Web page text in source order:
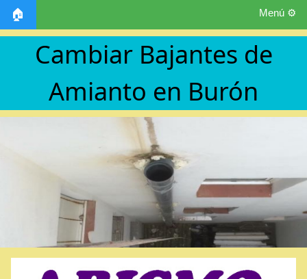
🏠 Menú ⚙️
Cambiar Bajantes de
Amianto en Burón